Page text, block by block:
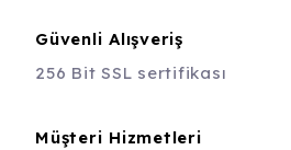
Güvenli Alışveriş
256 Bit SSL sertifikası
Müşteri Hizmetleri